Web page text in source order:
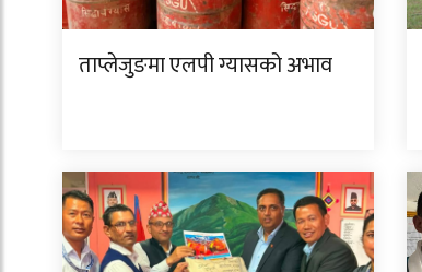
ताप्लेजुङमा एलपी ग्यासको अभाव